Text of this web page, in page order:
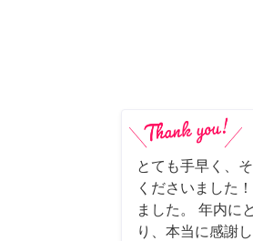
とても手早く、
くださいました
ました。 年内に
り、本当に感謝